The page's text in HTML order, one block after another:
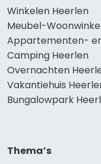
Winkelen Heerlen
Meubel-
Appartementen-
Camping Heerlen
Overnachten
Vakantiehuis
Bungalowpark
Thema’s